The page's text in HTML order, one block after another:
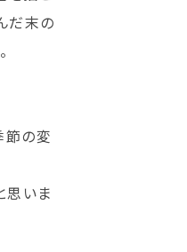
だ末の
節の変
思いま